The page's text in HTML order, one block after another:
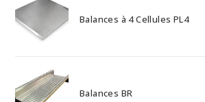
Balances à 4 Cellules PL4
Balances BR